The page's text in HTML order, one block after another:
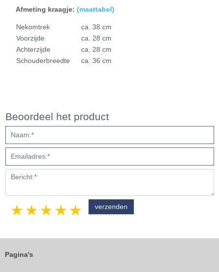
Afmeting kraagje: (maattabel)
Nekomtrek
ca. 38 cm
Voorzijde
ca. 28 cm
Achterzijde
ca. 28 cm
Schouderbreedte
ca. 36 cm
Beoordeel het product
5 stars
4 stars
3 stars
2 stars
1 star
Pagina's